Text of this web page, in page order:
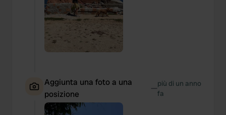
Aggiunta una foto a una
posizione
—più di un anno
fa